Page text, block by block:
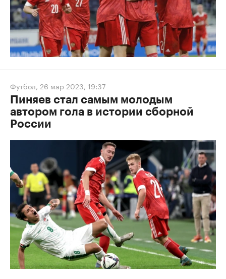
Футбол, 26 мар 2023, 19:37
Пиняев стал самым молодым
автором гола в истории сборной
России